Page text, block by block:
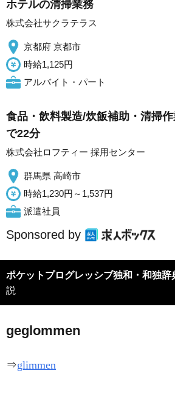
ホテルの清掃業務
株式会社サクラテラス
京都府 京都市
時給1,125円
アルバイト・パート
食品・飲料製造/炊飯補助・清掃
で22分
株式会社ロフティー 採用センター
群馬県 高崎市
時給1,230円～1,537円
派遣社員
Sponsored by
ポケットプログレッシブ独和・和独辞
説
geglommen
⇒glimmen